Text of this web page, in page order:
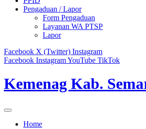
Pengaduan / Lapor
Form Pengaduan
Layanan WA PTSP
Lapor
Facebook X (Twitter) Instagram
Facebook InstagramYouTube TikTok
Kemenag Kab.
Home